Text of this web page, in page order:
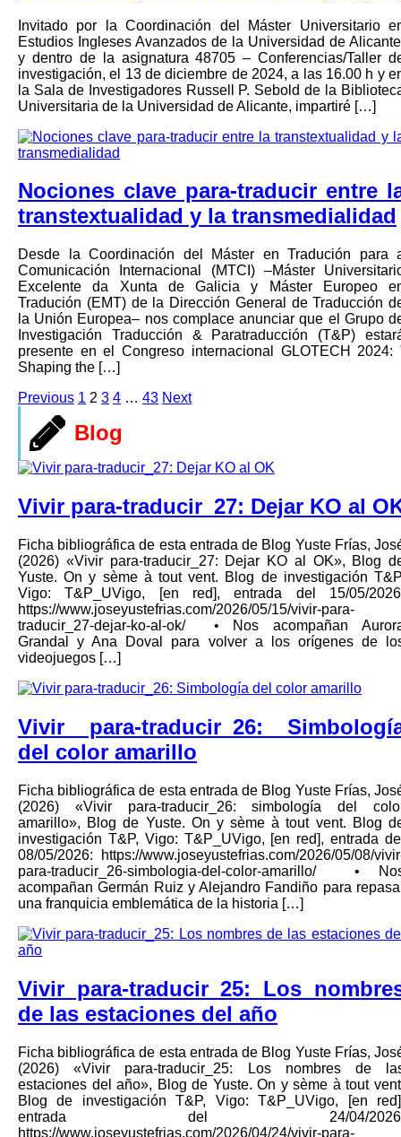
Invitado por la Coordinación del Máster Universitario
Estudios Ingleses Avanzados de la Universidad de
y dentro de la asignatura 48705 – Conferencias/Taller
investigación, el 13 de diciembre de 2024, a las 16.00 h y
la Sala de Investigadores Russell P. Sebold de la
Universitaria de la Universidad de Alicante, impartiré […]
Nociones clave para-traducir entre
transtextualidad y la transmedialidad
Desde la Coordinación del Máster en Tradución para
Comunicación Internacional (MTCI) –Máster
Excelente da Xunta de Galicia y Máster Europeo
Tradución (EMT) de la Dirección General de Traducción
la Unión Europea– nos complace anunciar que el Grupo
Investigación Traducción & Paratraducción (T&P)
presente en el Congreso internacional GLOTECH 2024:
Shaping the […]
Previous 1 2 3 4 … 43 Next
Blog
Vivir para-traducir_27: Dejar KO al
Ficha bibliográfica de esta entrada de Blog Yuste Frías,
(2026) «Vivir para-traducir_27: Dejar KO al OK», Blog
Yuste. On y sème à tout vent. Blog de investigación
Vigo: T&P_UVigo, [en red], entrada del 15/05/
https://www.joseyustefrias.com/2026/05/15/vivir-para-
traducir_27-dejar-ko-al-ok/ •⁠ Nos acompañan
Grandal y Ana Doval para volver a los orígenes de
videojuegos […]
Vivir para-traducir_26:
del color amarillo
Ficha bibliográfica de esta entrada de Blog Yuste Frías,
(2026) «Vivir para-traducir_26: simbología del
amarillo», Blog de Yuste. On y sème à tout vent. Blog
investigación T&P, Vigo: T&P_UVigo, [en red], entrada
08/05/2026: https://www.joseyustefrias.com/2026/05/08/
para-traducir_26-simbologia-del-color-amarillo/ •⁠
acompañan Germán Ruiz y Alejandro Fandiño para
una franquicia emblemática de la historia […]
Vivir para-traducir_25: Los
de las estaciones del año
Ficha bibliográfica de esta entrada de Blog Yuste Frías,
(2026) «Vivir para-traducir_25: Los nombres de
estaciones del año», Blog de Yuste. On y sème à tout
Blog de investigación T&P, Vigo: T&P_UVigo, [en
entrada del 24/04/
https://www.joseyustefrias.com/2026/04/24/vivir-para-